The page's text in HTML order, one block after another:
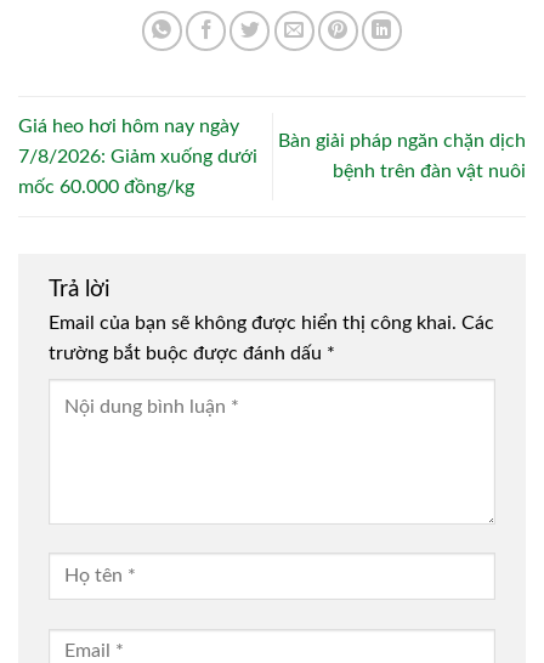
Giá heo hơi hôm nay ngày
7/8/2026: Giảm xuống dưới
mốc 60.000 đồng/kg
Bàn giải pháp ngăn chặn dịch
bệnh trên đàn vật nuôi
Trả lời
Email của bạn sẽ không được hiển thị công khai. Các
trường bắt buộc được đánh dấu *